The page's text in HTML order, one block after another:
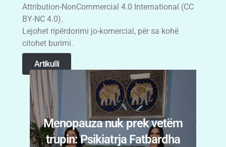
Attribution-NonCommercial 4.0 International (CC
BY-NC 4.0).
Lejohet ripërdorimi jo-komercial, për sa kohë
citohet burimi.
Artikulli
Menopauza nuk prek vetëm
trupin: Psikiatrja Fatbardha